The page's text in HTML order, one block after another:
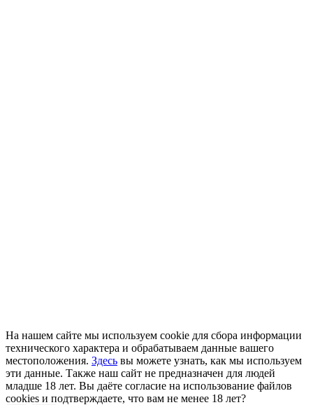
На нашем сайте мы используем cookie для сбора информации
технического характера и обрабатываем данные вашего
местоположения. Здесь вы можете узнать, как мы используем
эти данные. Также наш сайт не предназначен для людей
младше 18 лет. Вы даёте согласие на использование файлов
cookies и подтверждаете, что вам не менее 18 лет?